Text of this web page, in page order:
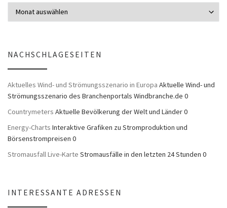
NACHSCHLAGESEITEN
Aktuelles Wind- und Strömungsszenario in Europa Aktuelle Wind- und
Strömungsszenario des Branchenportals Windbranche.de 0
Countrymeters Aktuelle Bevölkerung der Welt und Länder 0
Energy-Charts Interaktive Grafiken zu Stromproduktion und
Börsenstrompreisen 0
Stromausfall Live-Karte Stromausfälle in den letzten 24 Stunden 0
INTERESSANTE ADRESSEN